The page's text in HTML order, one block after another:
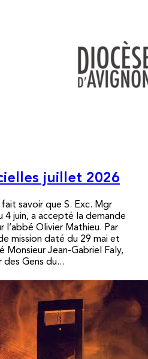
juillet 2026
savoir que S. Exc. Mgr
4 juin, a accepté la demande
l’abbé Olivier Mathieu. Par
mission daté du 29 mai et
Monsieur Jean-Gabriel Faly,
des Gens du...